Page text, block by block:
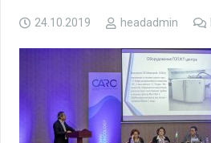
24.10.2019 headadmin